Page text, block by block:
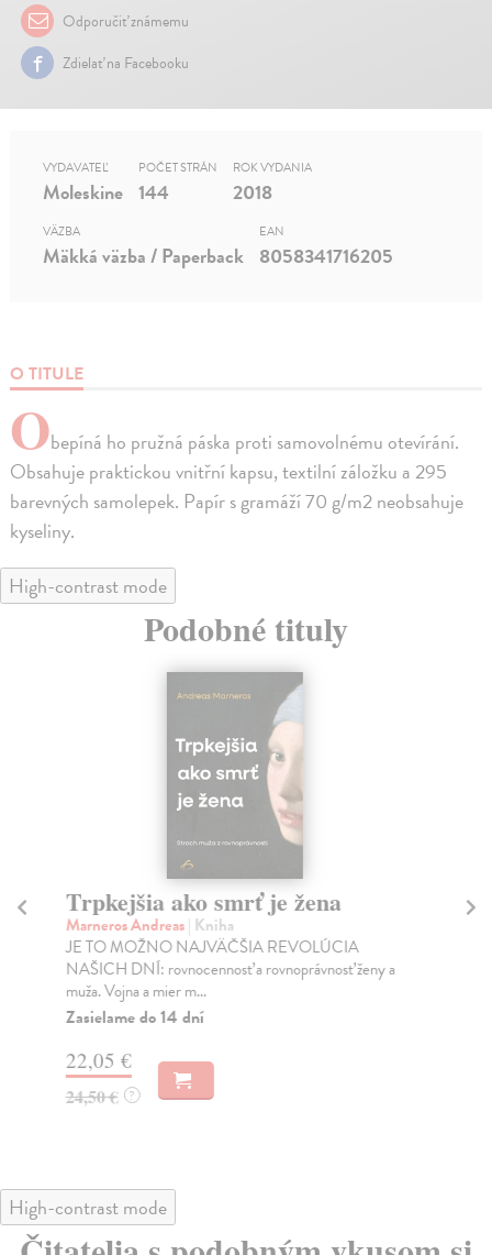
Odporučiť známemu
Zdielať na Facebooku
O TITULE
Obepíná ho pružná páska proti samovolnému otevírání.
Obsahuje praktickou vnitřní kapsu, textilní záložku a 295
barevných samolepek. Papír s gramáží 70 g/m2 neobsahuje
kyseliny.
VYDAVATEĽ
Moleskine
POČET STRÁN
144
ROK VYDANIA
2018
VÄZBA
Mäkká väzba / Paperback
EAN
8058341716205
High-contrast mode
Podobné tituly
Trpkejšia ako smrť je žena
Marneros Andreas| Kniha
JE TO MOŽNO NAJVÄČŠIA REVOLÚCIA
NAŠICH DNÍ: rovnocennosť a rovnoprávnosť ženy a
muža. Vojna a mier m...
Zasielame do 14 dní
22,05 €
24,50 € ?
High-contrast mode